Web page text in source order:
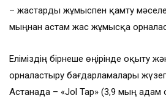
– жастарды жұмыспен қамту
мыңнан астам жас жұмысқа
Еліміздің бірнеше өңірінде оқыту
орналастыру бағдарламалары
Астанада – «Jol Tap» (3,9 мың адам